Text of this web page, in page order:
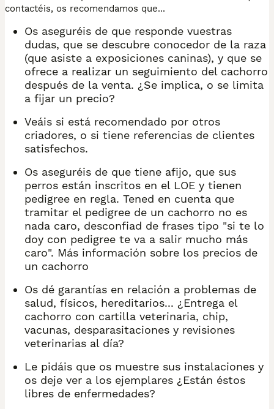
contactéis, os recomendamos que...
Os aseguréis de que responde vuestras
dudas, que se descubre conocedor de la raza
(que asiste a exposiciones caninas), y que se
ofrece a realizar un seguimiento del cachorro
después de la venta. ¿Se implica, o se limita
a fijar un precio?
Veáis si está recomendado por otros
criadores, o si tiene referencias de clientes
satisfechos.
Os aseguréis de que tiene afijo, que sus
perros están inscritos en el LOE y tienen
pedigree en regla. Tened en cuenta que
tramitar el pedigree de un cachorro no es
nada caro, desconfiad de frases tipo "si te lo
doy con pedigree te va a salir mucho más
caro". Más información sobre los precios de
un cachorro
Os dé garantías en relación a problemas de
salud, físicos, hereditarios... ¿Entrega el
cachorro con cartilla veterinaria, chip,
vacunas, desparasitaciones y revisiones
veterinarias al día?
Le pidáis que os muestre sus instalaciones y
os deje ver a los ejemplares ¿Están éstos
libres de enfermedades?